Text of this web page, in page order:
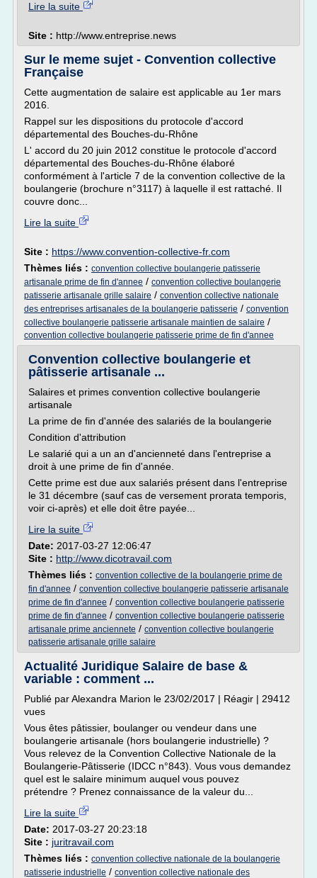
Lire la suite
Site : http://www.entreprise.news
Sur le meme sujet - Convention collective
Française
Cette augmentation de salaire est applicable au 1er mars
2016.
Rappel sur les dispositions du protocole d'accord
départemental des Bouches-du-Rhône
L' accord du 20 juin 2012 constitue le protocole d'accord
départemental des Bouches-du-Rhône élaboré
conformément à l'article 7 de la convention collective de la
boulangerie (brochure n°3117) à laquelle il est rattaché. Il
couvre donc...
Lire la suite
Site : https://www.convention-collective-fr.com
Thèmes liés : convention collective boulangerie patisserie
artisanale prime de fin d'annee / convention collective boulangerie
patisserie artisanale grille salaire / convention collective nationale
des entreprises artisanales de la boulangerie patisserie / convention
collective boulangerie patisserie artisanale maintien de salaire /
convention collective boulangerie patisserie prime de fin d'annee
Convention collective boulangerie et
pâtisserie artisanale ...
Salaires et primes convention collective boulangerie
artisanale
La prime de fin d'année des salariés de la boulangerie
Condition d'attribution
Le salarié qui a un an d'ancienneté dans l'entreprise a
droit à une prime de fin d'année.
Cette prime est due aux salariés présent dans l'entreprise
le 31 décembre (sauf cas de versement prorata temporis,
voir ci-après) et elle doit être payée...
Lire la suite
Date: 2017-03-27 12:06:47
Site : http://www.dicotravail.com
Thèmes liés : convention collective de la boulangerie prime de
fin d'annee / convention collective boulangerie patisserie artisanale
prime de fin d'annee / convention collective boulangerie patisserie
prime de fin d'annee / convention collective boulangerie patisserie
artisanale prime anciennete / convention collective boulangerie
patisserie artisanale grille salaire
Actualité Juridique Salaire de base &
variable : comment ...
Publié par Alexandra Marion le 23/02/2017 | Réagir | 29412
vues
Vous êtes pâtissier, boulanger ou vendeur dans une
boulangerie artisanale (hors boulangerie industrielle) ?
Vous relevez de la Convention Collective Nationale de la
Boulangerie-Pâtisserie (IDCC n°843). Vous vous demandez
quel est le salaire minimum auquel vous pouvez
prétendre ? Prenez connaissance de la valeur du...
Lire la suite
Date: 2017-03-27 20:23:18
Site : juritravail.com
Thèmes liés : convention collective nationale de la boulangerie
patisserie industrielle / convention collective nationale des